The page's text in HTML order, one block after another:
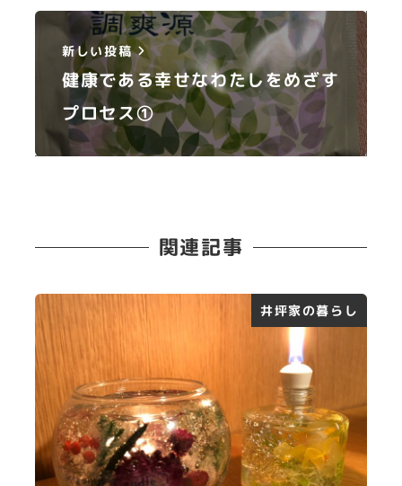
新しい投稿
健康である幸せなわたしをめざす
プロセス①
関連記事
井坪家の暮らし